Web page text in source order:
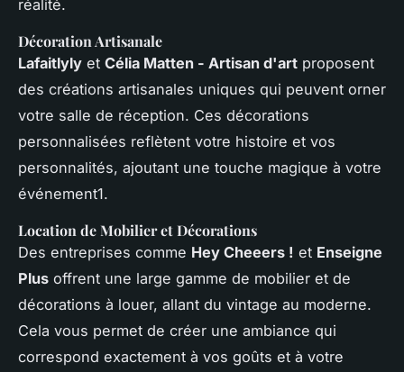
réalité.
Décoration Artisanale
Lafaitlyly et Célia Matten - Artisan d'art proposent
des créations artisanales uniques qui peuvent orner
votre salle de réception. Ces décorations
personnalisées reflètent votre histoire et vos
personnalités, ajoutant une touche magique à votre
événement1.
Location de Mobilier et Décorations
Des entreprises comme Hey Cheeers ! et Enseigne
Plus offrent une large gamme de mobilier et de
décorations à louer, allant du vintage au moderne.
Cela vous permet de créer une ambiance qui
correspond exactement à vos goûts et à votre